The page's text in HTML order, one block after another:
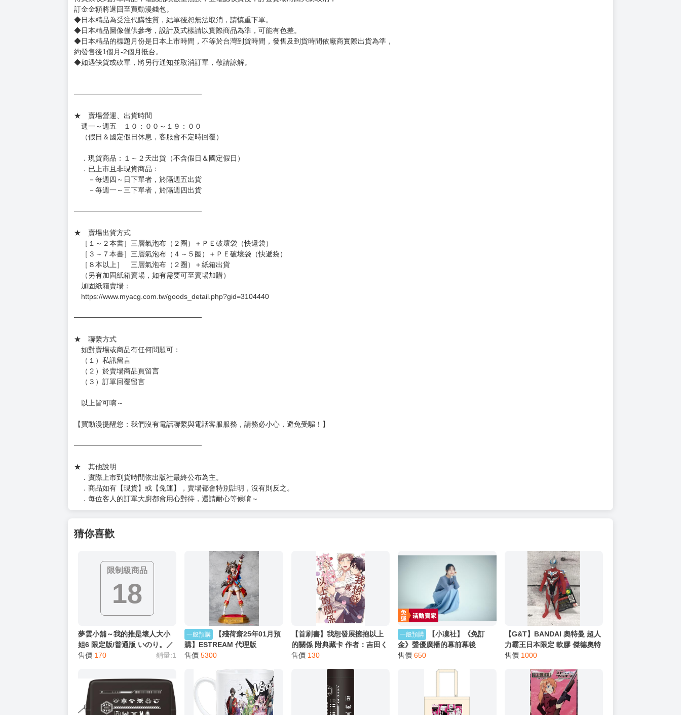
◆書籍拆封無法更換及退貨(內頁印刷瑕疵例外)
書籍有問題請不要拆封，請私訊大廚協助。
◆逾期未取且訂單取消後三個工作天內未有任何反應，將直接加入黑名單，還請下單後準時取貨。
◆書籍贈品&上市日、依出版社最終公布為主。
有時會上市前更改贈品內容或延後出版，還請注意。
◆網路購物取貨後開箱時建議全程錄影拍照存證，以保障買賣家雙方權益。
訂金金額將退回至買動漫錢包。
◆日本精品為受注代購性質，結單後恕無法取消，請慎重下單。
◆日本精品圖像僅供參考，設計及式樣請以實際商品為準，可能有色差。
約發售後1個月-2個月抵台。
◆如遇缺貨或砍單，將另行通知並取消訂單，敬請諒解。
週一～週五 １０：００～１９：００
（假日＆國定假日休息，客服會不定時回覆）
．現貨商品：１～２天出貨（不含假日＆國定假日）
．已上市且非現貨商品：
－每週四～日下單者，於隔週五出貨
－每週一～三下單者，於隔週四出貨
★ 賣場出貨方式
［１～２本書］三層氣泡布（２圈）＋ＰＥ破壞袋（快遞袋）
［３～７本書］三層氣泡布（４～５圈）＋ＰＥ破壞袋（快遞袋）
［８本以上］ 三層氣泡布（２圈）＋紙箱出貨
（另有加固紙箱賣場，如有需要可至賣場加購）
https://www.myacg.com.tw/goods_detail.php?gid=3104440
━━━━━━━━━━━━━━━━━━
（１）私訊留言
（２）於賣場商品頁留言
（３）訂單回覆留言
【買動漫提醒您：我們沒有電話聯繫與電話客服服務，請務必小心，避免受騙！】
★ 其他說明
．實際上市到貨時間依出版社最終公布為主。
．商品如有【現貨】或【免運】，賣場都會特別註明，沒有則反之。
．每位客人的訂單大廚都會用心對待，還請耐心等候唷～
猜你喜歡
18